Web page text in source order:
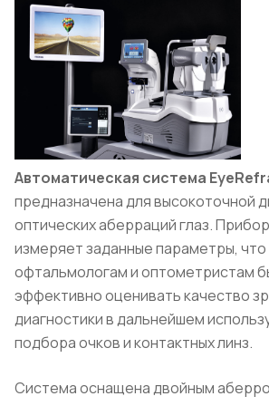
Автоматическая система
предназначена для высокоточной
оптических аберраций глаз.
измеряет заданные параметры,
офтальмологам и оптометристам
эффективно оценивать качество
диагностики в дальнейшем
подбора очков и контактных линз.
Система оснащена двойным